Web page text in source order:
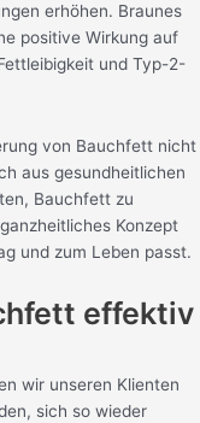
erhöhen. Braunes
positive Wirkung auf
und Typ-2-
von Bauchfett nicht
aus gesundheitlichen
Bauchfett zu
Konzept
und zum Leben passt.
effektiv
wir unseren Klienten
sich so wieder